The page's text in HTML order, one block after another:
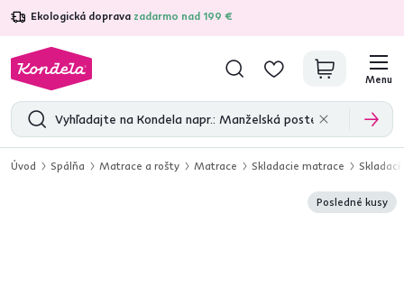
Ekologická doprava zadarmo nad 199 €
4,7 31 333overených produktových recenzií
Menu
Úvod Spálňa Matrace a rošty Matrace Skladacie matrace Skladací
Posledné kusy